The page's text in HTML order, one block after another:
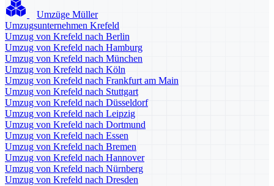
Umzüge Müller
Umzugsunternehmen Krefeld
Umzug von Krefeld nach Berlin
Umzug von Krefeld nach Hamburg
Umzug von Krefeld nach München
Umzug von Krefeld nach Köln
Umzug von Krefeld nach Frankfurt am Main
Umzug von Krefeld nach Stuttgart
Umzug von Krefeld nach Düsseldorf
Umzug von Krefeld nach Leipzig
Umzug von Krefeld nach Dortmund
Umzug von Krefeld nach Essen
Umzug von Krefeld nach Bremen
Umzug von Krefeld nach Hannover
Umzug von Krefeld nach Nürnberg
Umzug von Krefeld nach Dresden